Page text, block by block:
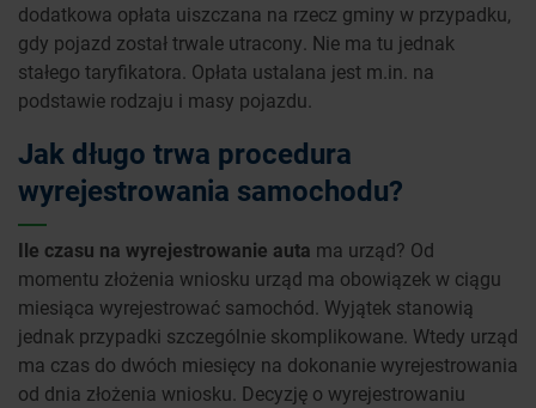
dodatkowa opłata uiszczana na rzecz gminy w przypadku,
gdy pojazd został trwale utracony. Nie ma tu jednak
stałego taryfikatora. Opłata ustalana jest m.in. na
podstawie rodzaju i masy pojazdu.
Jak długo trwa procedura
wyrejestrowania samochodu?
Ile czasu na wyrejestrowanie auta ma urząd? Od
momentu złożenia wniosku urząd ma obowiązek w ciągu
miesiąca wyrejestrować samochód. Wyjątek stanowią
jednak przypadki szczególnie skomplikowane. Wtedy urząd
ma czas do dwóch miesięcy na dokonanie wyrejestrowania
od dnia złożenia wniosku. Decyzję o wyrejestrowaniu